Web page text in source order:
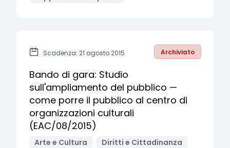
Scadenza: 21 agosto 2015 Archiviato
Bando di gara: Studio
sull'ampliamento del pubblico —
come porre il pubblico al centro di
organizzazioni culturali
(EAC/08/2015)
Arte e Cultura
Diritti e Cittadinanza